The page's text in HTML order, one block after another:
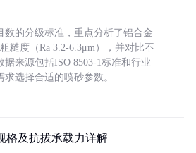
数的分级标准，重点分析了铝合金
糙度（Ra 3.2-6.3μm），并对比不
据来源包括ISO 8503-1标准和行业
选择合适的喷砂参数。
格及抗拔承载力详解